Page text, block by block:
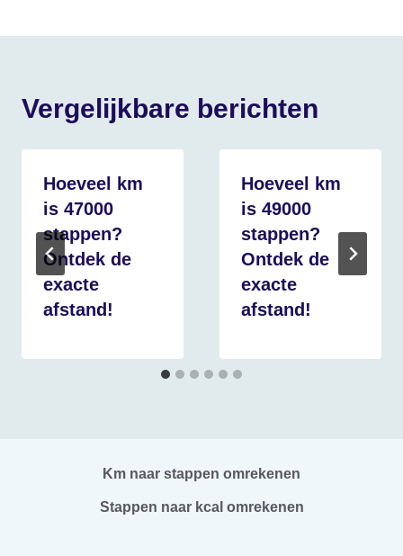
Vergelijkbare berichten
Hoeveel km
is 47000
stappen?
Ontdek de
exacte
afstand!
Hoeveel km
is 49000
stappen?
Ontdek de
exacte
afstand!
Km naar stappen omrekenen
Stappen naar kcal omrekenen